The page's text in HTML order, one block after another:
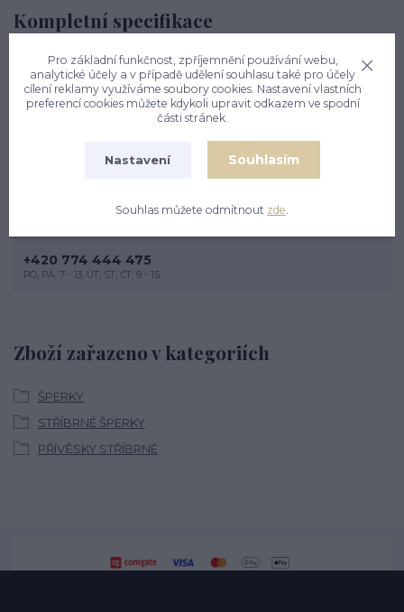
Kompletní specifikace
Stříbrný přívěšek ve tvaru srdce na karabinku. Rozměr
přívěsku je 20 mm včetně karabinky. Materiál je stříbro
925/1000 Orientační váha přívěsku je 1,49 g
Zboží zařazeno v kategoriích
ŠPERKY
STŘÍBRNÉ ŠPERKY
PŘÍVĚSKY STŘÍBRNÉ
+420 774 444 475
PO, PÁ: 7 - 13, ÚT, ST, ČT: 9 - 15
Pro základní funkčnost, zpříjemnění používání webu,
analytické účely a v případě udělení souhlasu také pro účely
cílení reklamy využíváme soubory cookies. Nastavení vlastních
preferencí cookies můžete kdykoli upravit odkazem ve spodní
části stránek.
Nastavení Souhlasím
Souhlas můžete odmítnout zde